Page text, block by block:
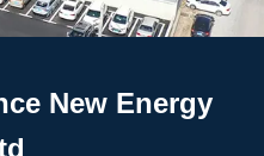
New Energy